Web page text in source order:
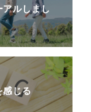
ルしまし
感じる